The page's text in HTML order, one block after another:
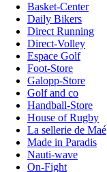
Basket-Center
Daily Bikers
Direct Running
Direct-Volley
Espace Golf
Foot-Store
Galopp-Store
Golf and co
Handball-Store
House of Rugby
La sellerie de Maé
Made in Paradis
Nauti-wave
On-Fight